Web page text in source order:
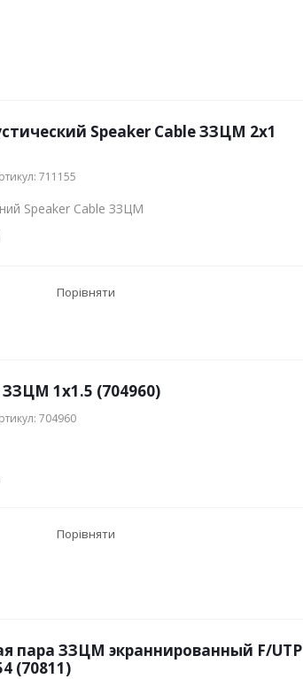
Speaker Cable ЗЗЦМ 2x1
711155
Speaker Cable ЗЗЦМ
Порівняти
1x1.5 (704960)
704960
Порівняти
пара ЗЗЦМ экраннированный F/UTP
(70811)